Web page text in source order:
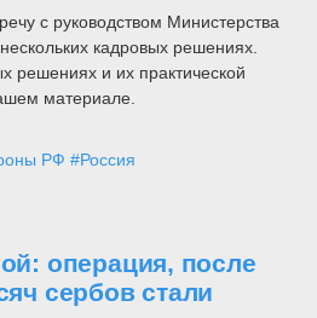
с руководством Министерства
кадровых решениях.
решениях и их практической
материале.
РФ #Россия
операция, после
сербов стали